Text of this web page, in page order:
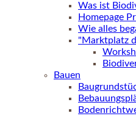
Was ist
Homepage
Wie alles
"Marktplatz
Bauen